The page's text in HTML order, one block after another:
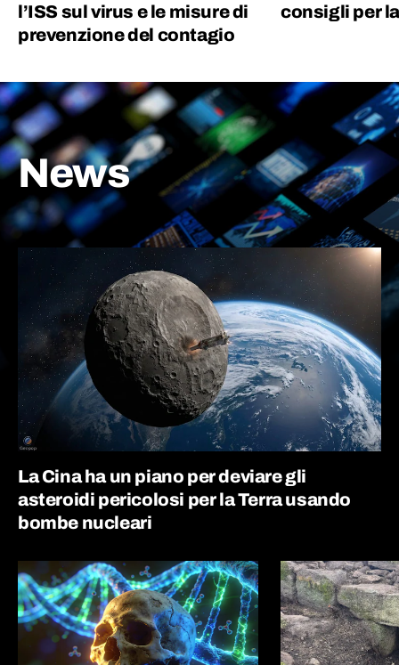
l’ISS sul virus e le misure di
prevenzione del contagio
consigli per
News
La Cina ha un piano per deviare gli
asteroidi pericolosi per la Terra usando
bombe nucleari